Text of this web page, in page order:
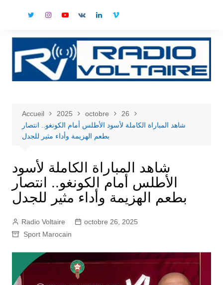
Accueil 2025 octobre
26
شاهد المباراة الكاملة لأسود الأطلس أمام الكونغو.. انتصار
بطعم الهزيمة وأداء مثير للجدل
شاهد المباراة الكاملة لأسود
الأطلس أمام الكونغو.. انتصار
بطعم الهزيمة وأداء مثير للجدل
Radio Voltaire
octobre 26, 2025
Sport Marocain